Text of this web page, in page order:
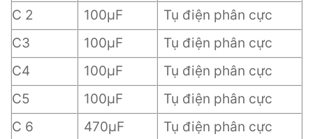
C 2
100µF
Tụ điện phân cực
C3
100µF
Tụ điện phân cực
C4
100µF
Tụ điện phân cực
C5
100µF
Tụ điện phân cực
C 6
470µF
Tụ điện phân cực